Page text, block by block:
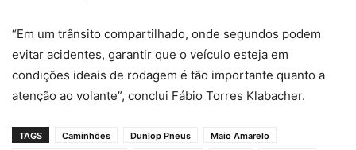
“Em um trânsito compartilhado, onde segundos podem
evitar acidentes, garantir que o veículo esteja em
condições ideais de rodagem é tão importante quanto a
atenção ao volante”, conclui Fábio Torres Klabacher.
TAGS Caminhões Dunlop Pneus
Maio Amarelo